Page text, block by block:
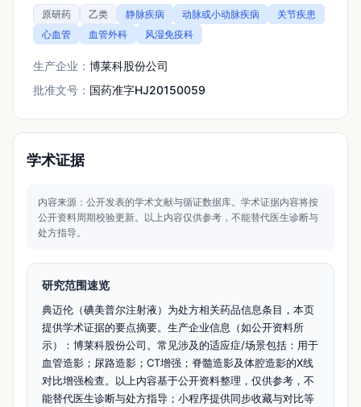
原研药 乙类 静脉疾病 动脉或小动脉疾病
关节疾患
心血管
血管外科 风湿免疫科
生产企业： 博莱科股份公司
批准文号： 国药准字HJ20150059
学术证据
内容来源：公开发表的学术文献与循证数据库。 学术证据内容将按
公开资料周期校验更新。 以上内容仅供参考，不能替代医生诊断与
处方指导。
研究范围速览
典迈伦（碘美普尔注射液）为处方相关药品信息条目，本页
提供学术证据的要点摘要。生产企业信息（如公开资料所
示）：博莱科股份公司。常见涉及的适应症/场景包括：用于
血管造影；尿路造影；CT增强；脊髓造影及体腔造影的X线
对比增强检查。以上内容基于公开资料整理，仅供参考，不
能替代医生诊断与处方指导；小程序提供同步收藏与对比等